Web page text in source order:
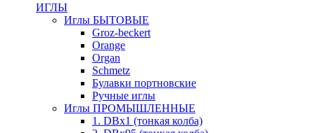
ИГЛЫ
Иглы БЫТОВЫЕ
Groz-beckert
Orange
Organ
Schmetz
Булавки портновские
Ручные иглы
Иглы ПРОМЫШЛЕННЫЕ
1. DBx1 (тонкая колба)